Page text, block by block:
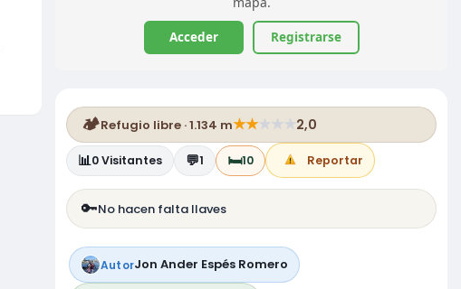
Acceder Registrarse
🏕️Refugio libre · 1.134 m★★★ ★ ★2,0
📊0Visitantes 💬1 🛏️10 Reportar
🔑No hacen falta llaves
AutorJon Ander Espés Romero